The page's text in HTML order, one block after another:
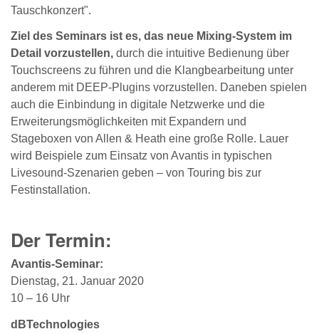
Tauschkonzert".
Ziel des Seminars ist es, das neue Mixing-System im
Detail vorzustellen, durch die intuitive Bedienung über
Touchscreens zu führen und die Klangbearbeitung unter
anderem mit DEEP-Plugins vorzustellen. Daneben spielen
auch die Einbindung in digitale Netzwerke und die
Erweiterungsmöglichkeiten mit Expandern und
Stageboxen von Allen & Heath eine große Rolle. Lauer
wird Beispiele zum Einsatz von Avantis in typischen
Livesound-Szenarien geben – von Touring bis zur
Festinstallation.
Der Termin:
Avantis-Seminar:
Dienstag, 21. Januar 2020
10 – 16 Uhr
dBTechnologies